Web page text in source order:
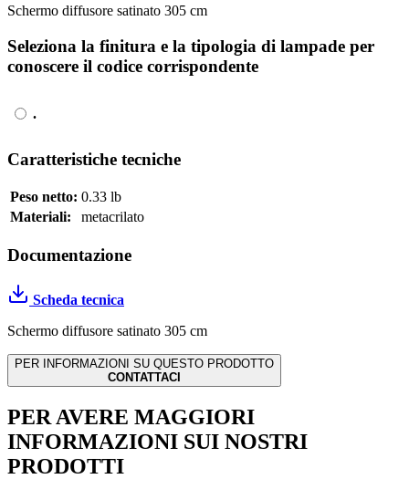
Schermo diffusore satinato 305 cm
Seleziona la finitura e la tipologia di lampade per
conoscere il codice corrispondente
.
Caratteristiche tecniche
Peso netto: 0.33 lb
Materiali:
metacrilato
Documentazione
Scheda tecnica
Schermo diffusore satinato 305 cm
PER INFORMAZIONI SU QUESTO PRODOTTO
CONTATTACI
PER AVERE MAGGIORI
INFORMAZIONI SUI NOSTRI
PRODOTTI